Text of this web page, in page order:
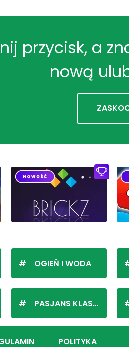
przycisk, a
nową
OGIEŃ I WODA
PASJANS KLASYCZNY
POLITYKA